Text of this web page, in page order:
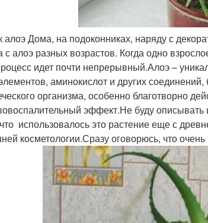
алоэ Дома, на подоконниках, наряду с
с алоэ разных возрастов. Когда одно
идет почти непрерывный.Алоэ –
аминокислот и других
организма, особенно благотворно
эффект.Не буду
использовалось это растение еще с
косметологии.Сразу оговорюсь, что